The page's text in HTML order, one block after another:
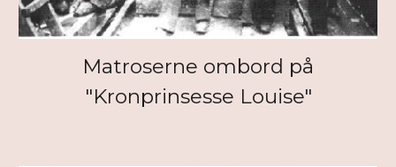
Matroserne ombord på
"Kronprinsesse Louise"